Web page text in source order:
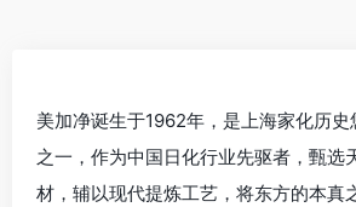
美加净诞生于1962年，是上海家化历
之一，作为中国日化行业先驱者，甄选
材，辅以现代提炼工艺，将东方的本真